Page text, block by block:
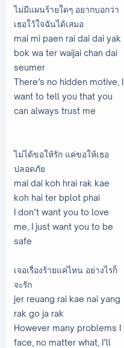
ไม่มีแผนร้ายใดๆ อยากบอกว่า
เธอใว้ใจฉันได้เสมอ
mai mi paen rai dai dai yak
bok wa ter waijai chan dai
seumer
There’s no hidden motive, I
want to tell you that you
can always trust me
ไม่ได้ขอให้รัก แค่ขอให้เธอ
ปลอดภัย
mai dai koh hrai rak kae
koh hai ter bplot phai
I don’t want you to love
me, I just want you to be
safe
เจอเรื่องร้ายแค่ไหน อย่างไรก็
จะรัก
jer reuang rai kae nai yang
rak go ja rak
However many problems I
face, no matter what, I’ll